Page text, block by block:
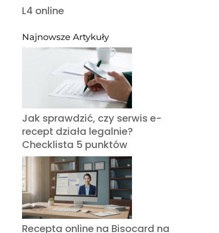
L4 online
Najnowsze Artykuły
Jak sprawdzić, czy serwis e-
recept działa legalnie?
Checklista 5 punktów
Recepta online na Bisocard na